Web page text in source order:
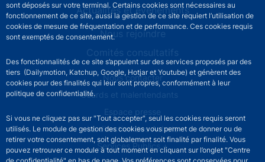
sont déposés sur votre terminal. Certains cookies sont nécessaires au
fonctionnement de ce site, aussi la gestion de ce site requiert l’utilisation de
cookies de mesure de fréquentation et de performance. Ces cookies requis
sont exemptés de consentement.
Des fonctionnalités de ce site s’appuient sur des services proposés par des
tiers (Dailymotion, Katchup, Google, Hotjar et Youtube) et génèrent des
cookies pour des finalités qui leur sont propres, conformément à leur
politique de confidentialité.
Si vous ne cliquez pas sur "Tout accepter", seul les cookies requis seront
utilisés. Le module de gestion des cookies vous permet de donner ou de
retirer votre consentement, soit globalement soit finalité par finalité. Vous
pouvez retrouver ce module à tout moment en cliquant sur l’onglet "Centre
Actualités et événements
Nous rejoindre
Comités consultatifs
Footer secondary menuNous contacter
Sourds et malentendants
Espace presse
La direction des Achats
Services Publics +